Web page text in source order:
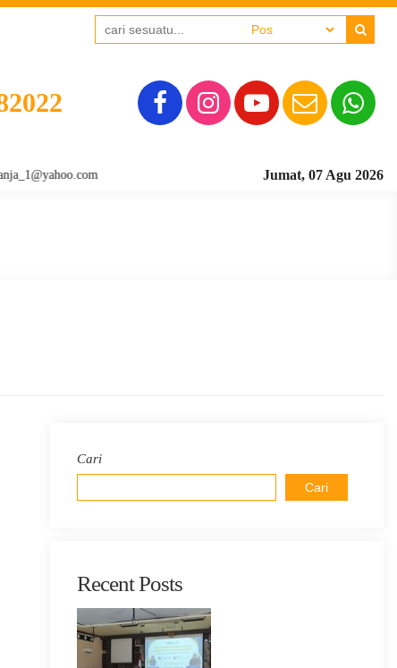
Jumat, 07 Agu 2026
Cari
Cari
Recent Posts